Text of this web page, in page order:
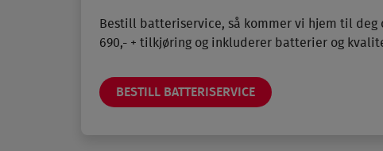
Bestill batteriservice, så kommer vi hjem til
690,- + tilkjøring og inkluderer batterier og
BESTILL BATTERISERVICE